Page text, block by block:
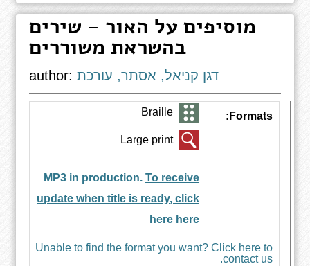
מוסיפים על האור - שירים
בהשראת משוררים
author:דגן קניאל, אסתר, עורכת
Formats:
Large print
MP3 in production.To receive
update when title is ready, click
here here
Unable to find the format you want? Click here to
contact us.